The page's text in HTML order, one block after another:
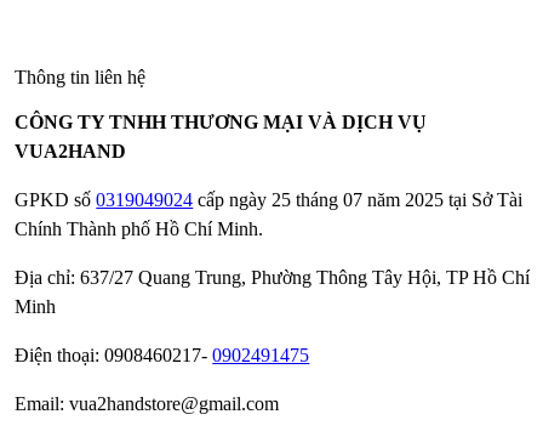
Thông tin liên hệ
CÔNG TY TNHH THƯƠNG MẠI VÀ DỊCH VỤ
VUA2HAND
GPKD số0319049024 cấp ngày 25 tháng 07 năm 2025 tại Sở Tài
Chính Thành phố Hồ Chí Minh.
Địa chỉ: 637/27 Quang Trung, Phường Thông Tây Hội, TP Hồ Chí
Minh
Điện thoại: 0908460217-0902491475
Email: vua2handstore@gmail.com